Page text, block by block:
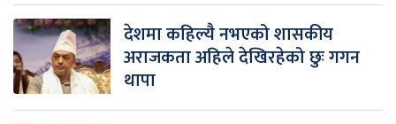
देशमा कहिल्यै नभएको शासकीय
अराजकता अहिले देखिरहेको छुः गगन
थापा